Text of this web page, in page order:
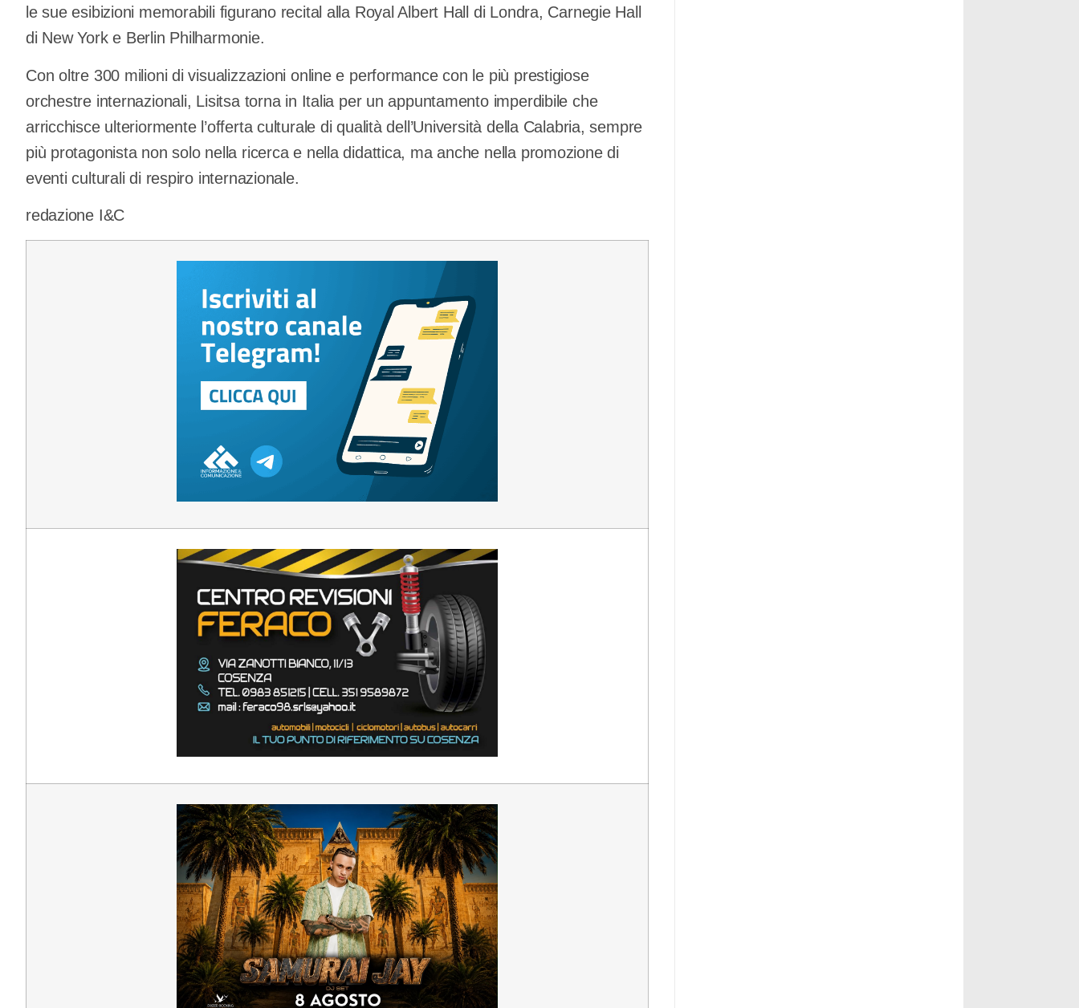
le sue esibizioni memorabili figurano recital alla Royal Albert Hall di Londra, Carnegie Hall
di New York e Berlin Philharmonie.
Con oltre 300 milioni di visualizzazioni online e performance con le più prestigiose
orchestre internazionali, Lisitsa torna in Italia per un appuntamento imperdibile che
arricchisce ulteriormente l’offerta culturale di qualità dell’Università della Calabria, sempre
più protagonista non solo nella ricerca e nella didattica, ma anche nella promozione di
eventi culturali di respiro internazionale.
redazione I&C